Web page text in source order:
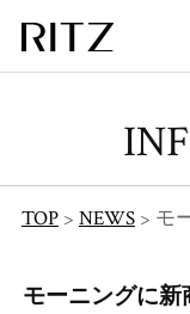
TOP> NEWS> モ
モーニングに新